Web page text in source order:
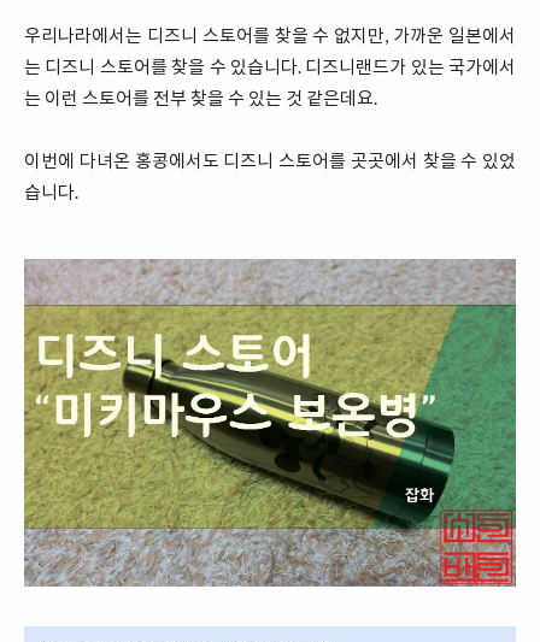
우리나라에서는 디즈니 스토어를 찾을 수 없지만, 가까운 일본에서
는 디즈니 스토어를 찾을 수 있습니다. 디즈니랜드가 있는 국가에서
는 이런 스토어를 전부 찾을 수 있는 것 같은데요.
이번에 다녀온 홍콩에서도 디즈니 스토어를 곳곳에서 찾을 수 있었
습니다.